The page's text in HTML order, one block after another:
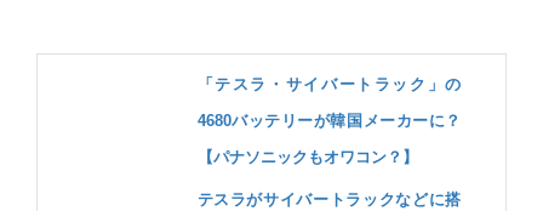
「テスラ・サイバートラック」の
4680バッテリーが韓国メーカーに？
【パナソニックもオワコン？】
テスラがサイバートラックなどに搭